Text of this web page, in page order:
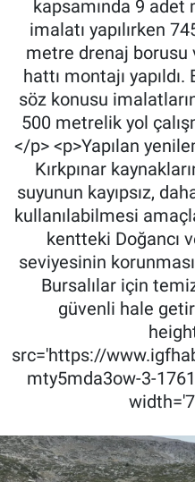
kapsamında 9 adet
imalatı yapılırken
metre drenaj borusu
hattı montajı
söz konusu
500 metrelik yol
</p> <p>Yapılan
Kırkpınar
suyunun kayıpsız,
kullanılabilmesi
kentteki Doğancı
seviyesinin
Bursalılar için
güvenli hale
src='https://
mty5mda3ow-3-